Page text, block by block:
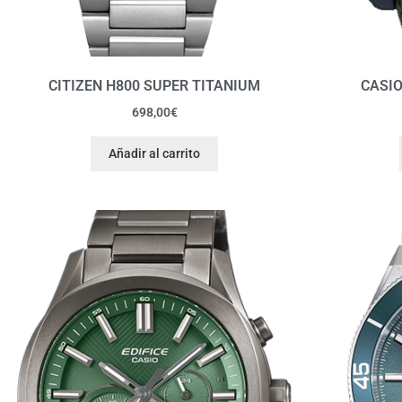
CITIZEN H800 SUPER TITANIUM
698,00€
Añadir al carrito